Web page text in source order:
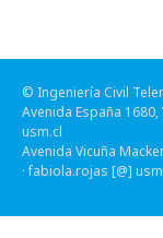
© Ingeniería Civil
Avenida España 1680,
usm.cl
Avenida Vicuña
·fabiola.rojas [@]